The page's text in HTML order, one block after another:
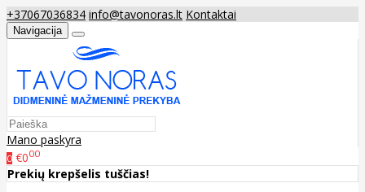
+37067036834 info@tavonoras.lt Kontaktai
Navigacija
Mano paskyra
0 €000
Prekių krepšelis tuščias!